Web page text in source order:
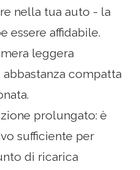
nella tua auto - la
essere affidabile.
leggera
compatta
prolungato: è
sufficiente per
di ricarica